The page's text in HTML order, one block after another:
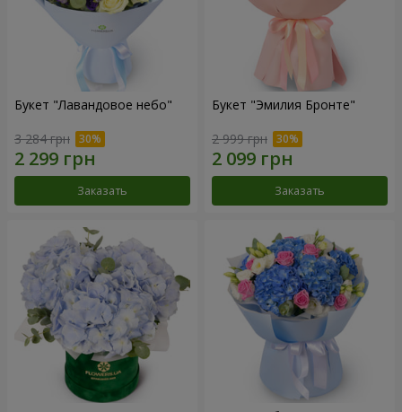
Букет "Лавандовое небо"
3 284 грн
Заказать
Букет "Эмилия Бронте"
2 999 грн
Заказать